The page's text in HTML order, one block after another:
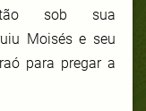
sob sua
Moisés e seu
para pregar a